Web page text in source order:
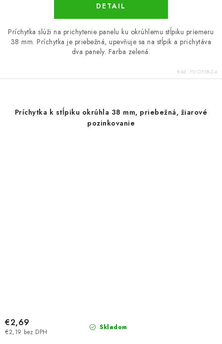
DETAIL
Príchytka slúži na prichytenie panelu ku okrúhlemu stĺpiku priemeru
38 mm. Príchytka je priebežná, upevňuje sa na stĺpik a prichytáva
dva panely. Farba zelená.
Kód: PU-OP38-Z-4
Príchytka k stĺpiku okrúhla 38 mm, priebežná, žiarové
pozinkovanie
Skladom
€2,19 bez DPH
€2,69